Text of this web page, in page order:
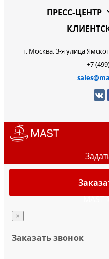
ПРЕСС-ЦЕНТР
г. Москва, 3-я улица
+7
MAST
×
Заказать звонок